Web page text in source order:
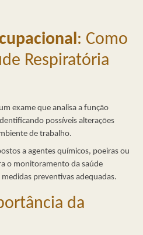
: Como
Respiratória
exame que analisa a função
possíveis alterações
de trabalho.
a agentes químicos, poeiras ou
o monitoramento da saúde
preventivas adequadas.
da